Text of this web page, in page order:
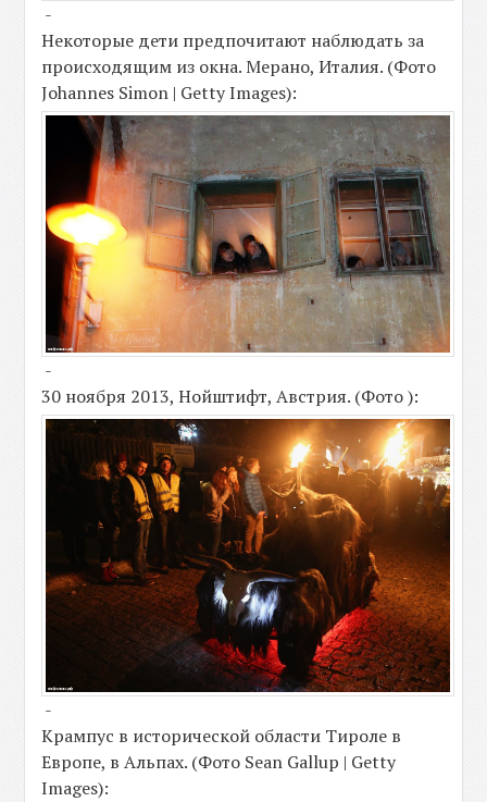
-
Некоторые дети предпочитают наблюдать за
происходящим из окна. Мерано, Италия. (Фото
Johannes Simon | Getty Images):
-
30 ноября 2013, Нойштифт, Австрия. (Фото ):
-
Крампус в исторической области Тироле в
Европе, в Альпах. (Фото Sean Gallup | Getty
Images):